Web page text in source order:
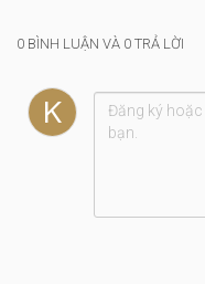
0 BÌNH LUẬN VÀ 0 TRẢ LỜI